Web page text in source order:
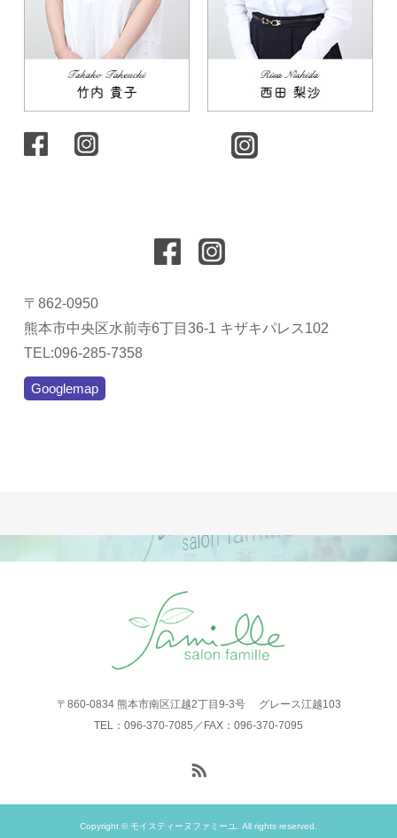
〒862-0950
熊本市中央区水前寺6丁目36-1 キザキパレス102
TEL:096-285-7358
Googlemap
〒860-0834 熊本市南区江越2丁目9-3号 グレース江越103
TEL：096-370-7085／FAX：096-370-7095
Copyright © モイスティーヌファミーユ. All rights reserved.